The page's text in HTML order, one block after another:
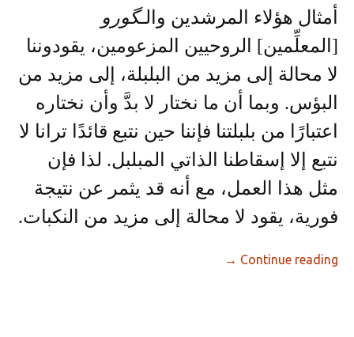
أمثال هؤلاء المرشدين والـگورو
[المعلِّمين] الروحيين المزعومين، يقودوننا
لا محالة إلى مزيد من البلبلة، إلى مزيد من
البؤس. وبما أن ما نختار لا بدَّ وأن نختاره
اعتبارًا من بلبلتنا فإننا حين نتبع قائدًا ترانا لا
نتبع إلا إسقاطنا الذاتي المبلبل. لذا فإن
مثل هذا العمل، مع أنه قد يثمر عن نتيجة
فورية، يقود لا محالة إلى مزيد من النكبات.
Continue reading
→